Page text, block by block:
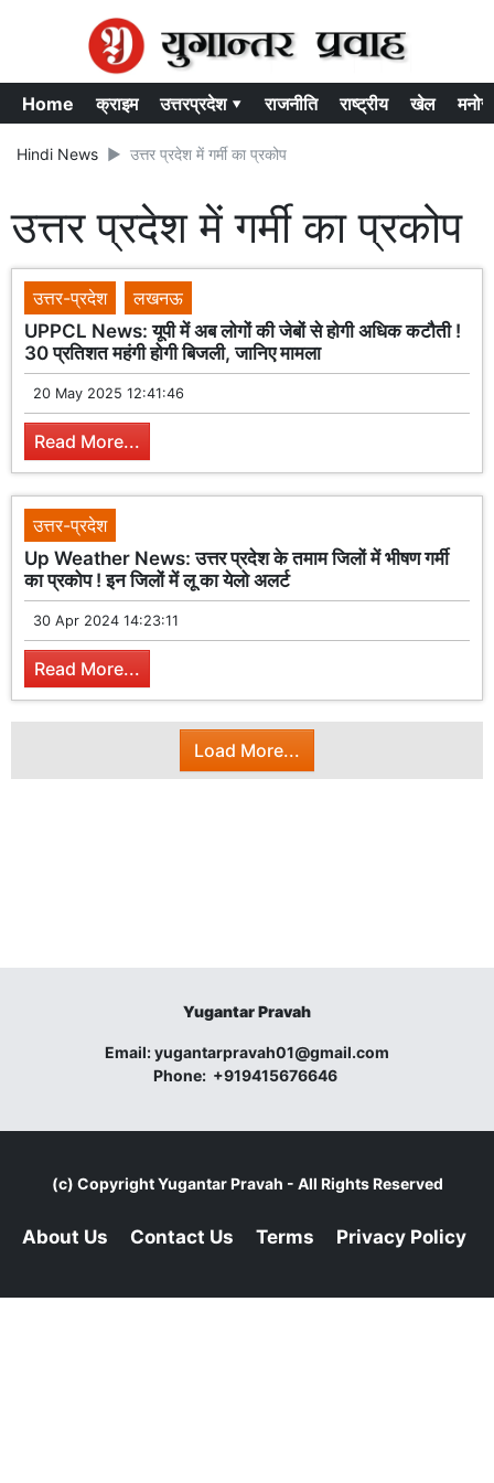
Home क्राइम उत्तरप्रदेश ▾ राजनीति राष्ट्रीय खेल
Hindi News उत्तर प्रदेश में गर्मी का प्रकोप
उत्तर प्रदेश में गर्मी का प्रकोप
उत्तर-प्रदेश
लखनऊ
UPPCL News: यूपी में अब लोगों की जेबों से होगी अधिक कटौती !
30 प्रतिशत महंगी होगी बिजली, जानिए मामला
20 May 2025 12:41:46
Read More...
उत्तर-प्रदेश
Up Weather News: उत्तर प्रदेश के तमाम जिलों में भीषण गर्मी
का प्रकोप ! इन जिलों में लू का येलो अलर्ट
30 Apr 2024 14:23:11
Read More...
Load More...
Yugantar Pravah
Email:yugantarpravah01@gmail.com
Phone: +919415676646
(c) CopyrightYugantar Pravah - All Rights Reserved
About Us Contact Us Terms Privacy Policy